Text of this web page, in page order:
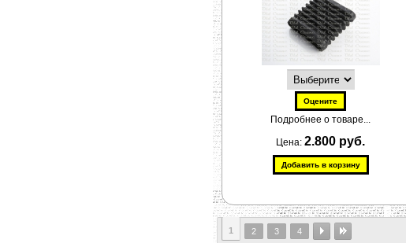
Подробнее о товаре...
Цена:2.800 руб.
1 2 3 4